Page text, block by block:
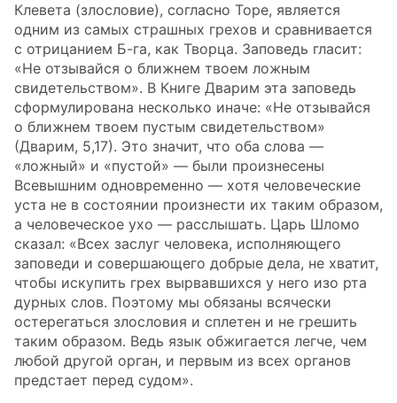
Клевета (злословие), согласно Торе, является
одним из самых страшных грехов и сравнивается
с отрицанием Б-га, как Творца. Заповедь гласит:
«Не отзывайся о ближнем твоем ложным
свидетельством». В Книге Дварим эта заповедь
сформулирована несколько иначе: «Не отзывайся
о ближнем твоем пустым свидетельством»
(Дварим, 5,17). Это значит, что оба слова —
«ложный» и «пустой» — были произнесены
Всевышним одновременно — хотя человеческие
уста не в состоянии произнести их таким образом,
а человеческое ухо — расслышать. Царь Шломо
сказал: «Всех заслуг человека, исполняющего
заповеди и совершающего добрые дела, не хватит,
чтобы искупить грех вырвавшихся у него изо рта
дурных слов. Поэтому мы обязаны всячески
остерегаться злословия и сплетен и не грешить
таким образом. Ведь язык обжигается легче, чем
любой другой орган, и первым из всех органов
предстает перед судом».